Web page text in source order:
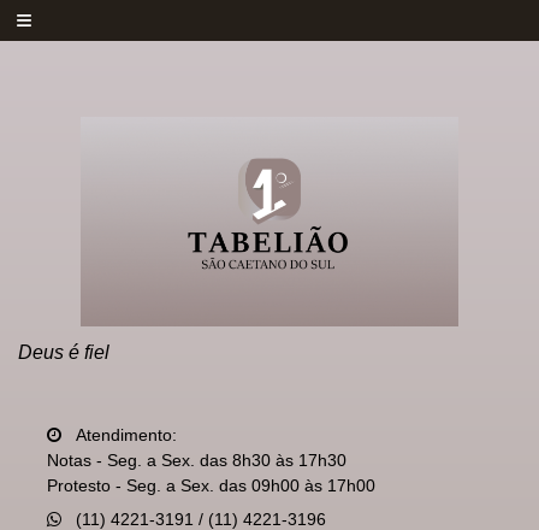
≡
Deus é fiel
Atendimento:
Notas - Seg. a Sex. das 8h30 às 17h30
Protesto - Seg. a Sex. das 09h00 às 17h00
(11) 4221-3191 / (11) 4221-3196